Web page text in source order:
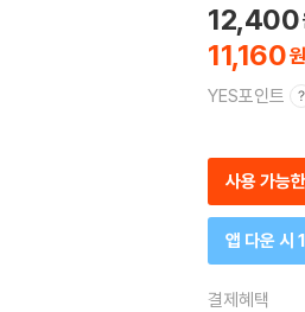
11,160
12,400
YES포인트
사용 가능
앱 다운 시
결제혜택